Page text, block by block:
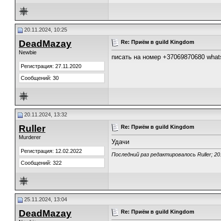
20.11.2024, 10:25
DeadMazay
Newbie
Регистрация: 27.11.2020
Сообщений: 30
Re: Приём в guild Kingdom
писать на номер +37069870680
20.11.2024, 13:32
Ruller
Murderer
Регистрация: 12.02.2022
Сообщений: 322
Re: Приём в guild Kingdom
Удачи
Последний раз редактировалось Ruller;
25.11.2024, 13:04
DeadMazay Re: Приём в guild Kingdom